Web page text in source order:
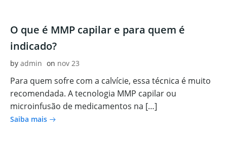
O que é MMP capilar e para quem é
indicado?
by admin on nov 23
Para quem sofre com a calvície, essa técnica é muito
recomendada. A tecnologia MMP capilar ou
microinfusão de medicamentos na […]
Saiba mais